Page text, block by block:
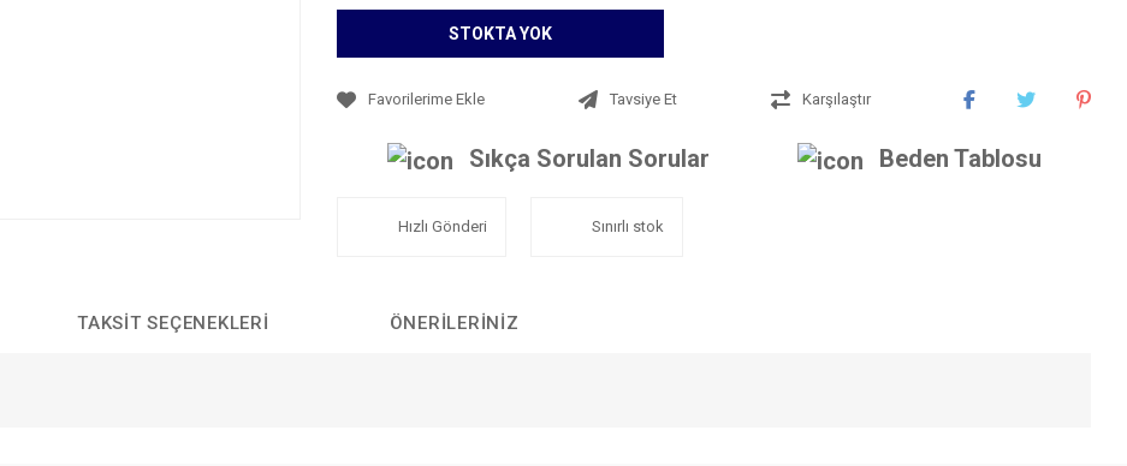
STOKTA YOK
Tavsiye Et Karşılaştır
Sıkça Sorulan Sorular Beden Tablosu
Hızlı Gönderi Sınırlı stok
TAKSIT SEÇENEKLERI ÖNERILERINIZ